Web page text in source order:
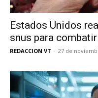
Estados Unidos
snus para combatir
REDACCION VT - 27 de